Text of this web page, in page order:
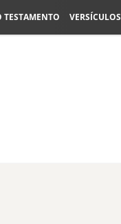
TESTAMENTO VERSÍCULOS